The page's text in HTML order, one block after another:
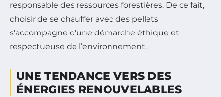
responsable des ressources forestières. De ce fait,
choisir de se chauffer avec des pellets
s’accompagne d’une démarche éthique et
respectueuse de l’environnement.
UNE TENDANCE VERS DES
ÉNERGIES RENOUVELABLES